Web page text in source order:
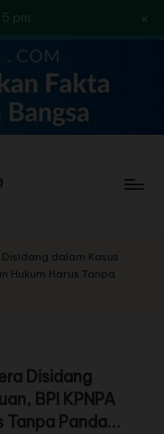
pm ×
dalam Kasus
Hukum Harus Tanpa
Disidang
BPI KPNPA
Tanpa Pandang